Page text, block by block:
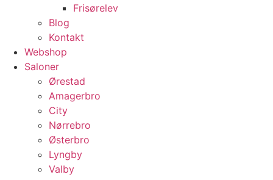
Frisørelev
Blog
Kontakt
Webshop
Saloner
Ørestad
Amagerbro
City
Nørrebro
Østerbro
Lyngby
Valby